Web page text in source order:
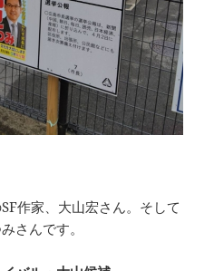
作家、大山宏さん。そして
さんです。